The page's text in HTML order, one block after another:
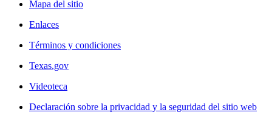
Mapa del sitio
Enlaces
Términos y condiciones
Texas.gov
Videoteca
Declaración sobre la privacidad y la seguridad del sitio web